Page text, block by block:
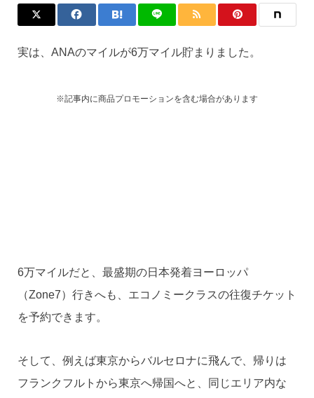
実は、ANAのマイルが6万マイル貯まりました。
※記事内に商品プロモーションを含む場合があります
6万マイルだと、最盛期の日本発着ヨーロッパ
（Zone7）行きへも、エコノミークラスの往復チケット
を予約できます。
そして、例えば東京からバルセロナに飛んで、帰りは
フランクフルトから東京へ帰国へと、同じエリア内な